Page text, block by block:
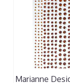
Marianne